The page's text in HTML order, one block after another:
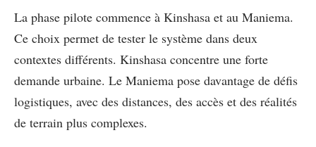
La phase pilote commence à Kinshasa et au Maniema.
Ce choix permet de tester le système dans deux
contextes différents. Kinshasa concentre une forte
demande urbaine. Le Maniema pose davantage de défis
logistiques, avec des distances, des accès et des réalités
de terrain plus complexes.